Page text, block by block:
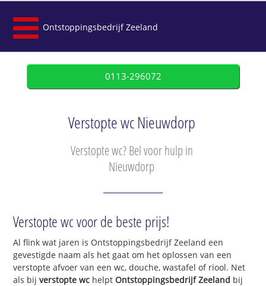
Ontstoppingsbedrijf Zeeland
0113-296072
Verstopte wc Nieuwdorp
Verstopte wc? Bel voor hulp in
Nieuwdorp
Verstopte wc voor de beste prijs!
Al flink wat jaren is Ontstoppingsbedrijf Zeeland een
gevestigde naam als het gaat om het oplossen van een
verstopte afvoer van een wc, douche, wastafel of riool. Net
als bijverstopte wc helptOntstoppingsbedrijf Zeeland bij